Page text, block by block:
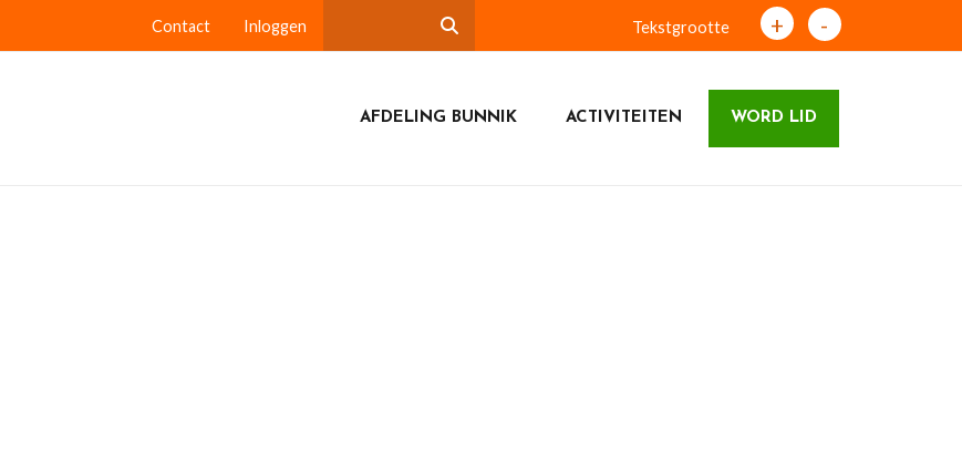
Contact Inloggen Tekstgrootte + -
AFDELING BUNNIK ACTIVITEITEN WORD LID